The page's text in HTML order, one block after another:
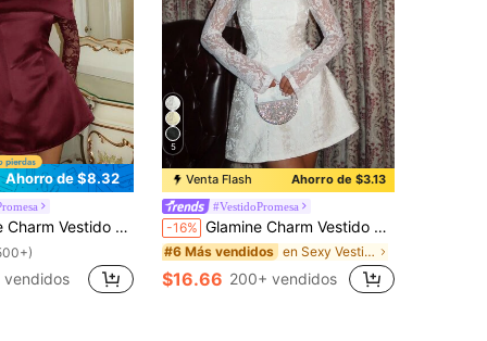
Ahorro de $8.32
adecuado para fiesta de cumpleaños, regreso a la escuela, baile de graduación, reunión de hermanas, té de la tarde
vendidos
5
Venta Flash Ahorro de $3.13
#VestidoPromesa
-16% Glamine Charm Vestido de línea A de manga larga con cuello cuadrado, con patrón floral 3D en relieve, de encaje y patchwork vintage, elegante para mujeres
#6 Más vendidos en Sexy Vestidos cortos para mujer
$16.66 200+ vendidos